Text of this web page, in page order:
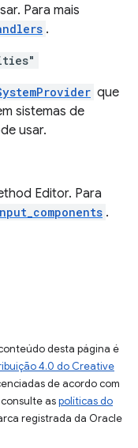
Para mais
.
que
sistemas de
usar.
Editor. Para
.
desta página é
4.0 do Creative
de acordo com
aspolíticas do
registrada da Oracle